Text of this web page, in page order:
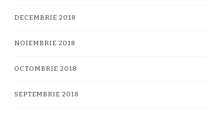
DECEMBRIE 2018
NOIEMBRIE 2018
OCTOMBRIE 2018
SEPTEMBRIE 2018